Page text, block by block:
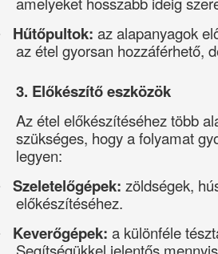
Hűtőpultok: az alapanyagok
az étel gyorsan hozzáférhető,
3. Előkészítő eszközök
Az étel előkészítéséhez több
szükséges, hogy a folyamat
legyen:
Szeletelőgépek: zöldségek,
előkészítéséhez.
Keverőgépek: a különféle
Segítségükkel jelentős